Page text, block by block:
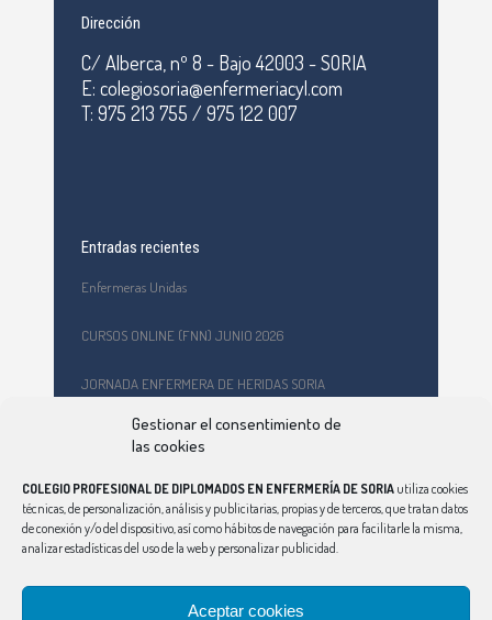
Gestionar el consentimiento de
las cookies
COLEGIO PROFESIONAL DE DIPLOMADOS EN ENFERMERÍA DE SORIA utiliza cookies
técnicas, de personalización, análisis y publicitarias, propias y de terceros, que tratan datos
de conexión y/o del dispositivo, así como hábitos de navegación para facilitarle la misma,
analizar estadísticas del uso de la web y personalizar publicidad.
Aceptar cookies
Dirección
C/ Alberca, nº 8 - Bajo 42003 - SORIA
E: colegiosoria@enfermeriacyl.com
T: 975 213 755 / 975 122 007
Entradas recientes
Enfermeras Unidas
CURSOS ONLINE (FNN) JUNIO 2026
JORNADA ENFERMERA DE HERIDAS SORIA
Formación en primeros auxilios y prevención de riesgos
laborales en el CEPA Celtiberia
Curso Ciberindex junio 2026 – AT7 – Cuidados a mujeres
víctimas de violencia de género